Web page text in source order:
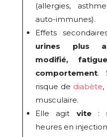
(allergies,
auto-immunes).
Effets
urines plus
modifié,
comportement.
risque de diabète,
musculaire.
Elle agit vite:
heures en